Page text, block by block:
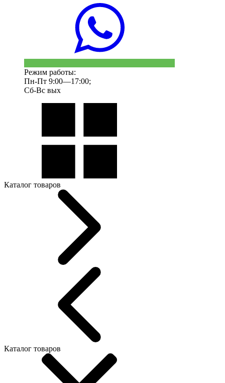
Режим работы:
Пн-Пт 9:00—17:00;
Сб-Вс вых
Каталог товаров
Каталог товаров